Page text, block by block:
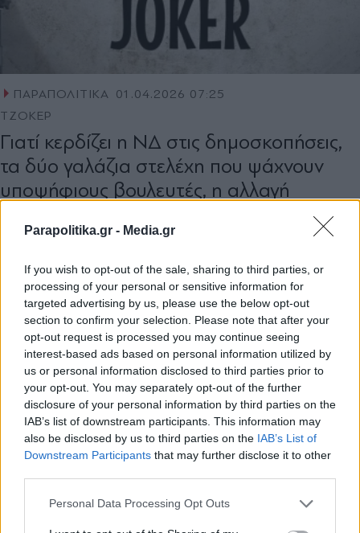
Parapolitika.gr - Media.gr
If you wish to opt-out of the sale, sharing to third parties, or
processing of your personal or sensitive information for
targeted advertising by us, please use the below opt-out
section to confirm your selection. Please note that after your
opt-out request is processed you may continue seeing
interest-based ads based on personal information utilized by
us or personal information disclosed to third parties prior to
your opt-out. You may separately opt-out of the further
disclosure of your personal information by third parties on the
IAB’s list of downstream participants. This information may
also be disclosed by us to third parties on the IAB’s List of
Downstream Participants that may further disclose it to other
Personal Data Processing Opt Outs
ΠΑΡΑΠΟΛΙΤΙΚΑ 01.04.2026 07:25
ΤΖΟΚΕΡ
Γιατί κερδίζει η ΝΔ στις δημοσκοπήσεις,
τα δύο γαλάζια στελέχη που ψάχνουν
υποψήφιους βουλευτές, η αλλαγή
τακτικής Μαξίμου για Σαμαρά, το φαβορί
για γραμματέας του ΠΑΣΟΚ και το ψέμα
με τον Παύλο Ντε Γκρες
Εγγραφή στο newsletter